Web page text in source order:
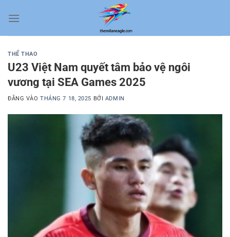
qua
THỂ THAO
U23 Việt Nam quyết tâm bảo vệ ngôi
vương tại SEA Games 2025
ĐĂNG VÀOTHÁNG 7 18, 2025 BỞI ADMIN